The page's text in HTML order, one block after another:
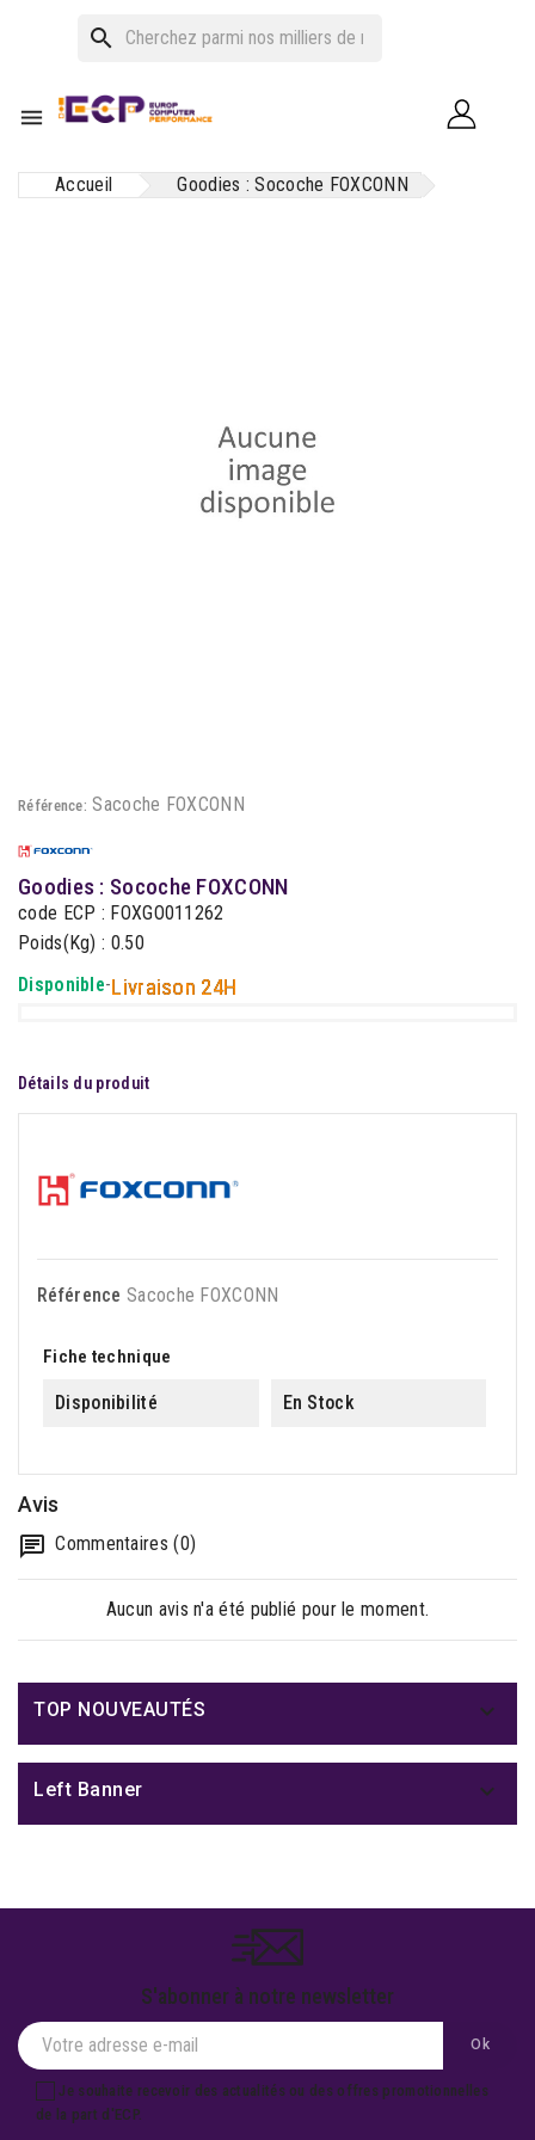
search

Accueil Goodies : Socoche FOXCONN
Référence: Sacoche FOXCONN
Goodies : Socoche FOXCONN
code ECP : FOXGO011262
Poids(Kg) : 0.50
Disponible-Livraison 24H
Détails du produit
Référence Sacoche FOXCONN
Fiche technique
Disponibilité En Stock
Avis
Commentaires (0)
Aucun avis n'a été publié pour le moment.
TOP NOUVEAUTÉS 
Left Banner 
S'abonner à notre newsletter
Je souhaite recevoir des actualités ou des offres promotionnelles
de la part d'ECP.